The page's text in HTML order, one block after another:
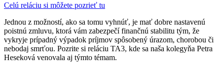
Celú reláciu si môžete pozrieť tu
Jednou z možností, ako sa tomu vyhnúť, je mať dobre nastavenú
poistnú zmluvu, ktorá vám zabezpečí finančnú stabilitu tým, že
vykryje prípadný výpadok príjmov spôsobený úrazom, chorobou či
nebodaj smrťou. Pozrite si reláciu TA3, kde sa naša kolegyňa Petra
Heseková venovala aj týmto témam.